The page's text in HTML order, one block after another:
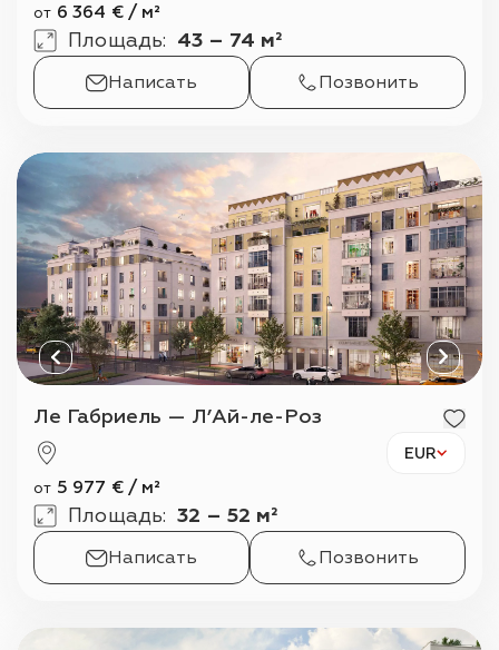
от 6 364 € / м²
Площадь: 43 – 74 м²
Написать Позвонить
Ле Габриель — Л’Ай-ле-Роз
EUR
от 5 977 € / м²
Площадь: 32 – 52 м²
Написать Позвонить